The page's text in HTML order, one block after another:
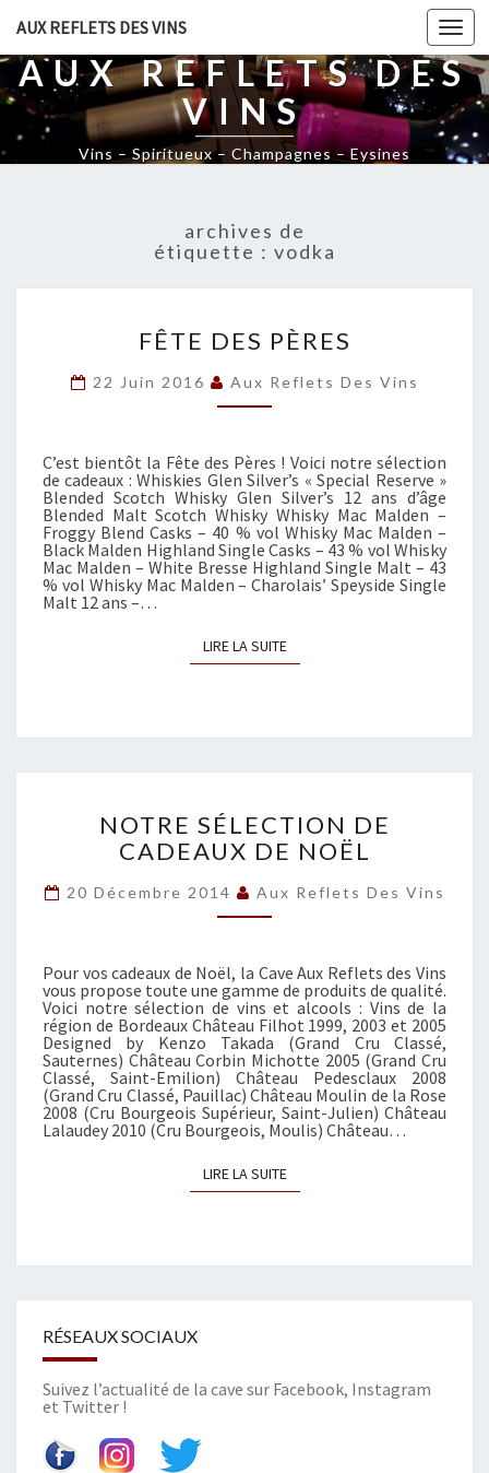
AUX REFLETS DES VINS
AUX REFLETS DES
VINS
Vins – Spiritueux – Champagnes – Eysines
archives de
étiquette : vodka
Ê
E
D
S
P
È
R
E
S
FÊTE DES PÈRES
22 Juin 2016 Aux Reflets Des Vins
C’est bientôt la Fête des Pères ! Voici notre sélection
de cadeaux : Whiskies Glen Silver’s « Special Reserve »
Blended Scotch Whisky Glen Silver’s 12 ans d’âge
Blended Malt Scotch Whisky Whisky Mac Malden –
Froggy Blend Casks – 40 % vol Whisky Mac Malden –
Black Malden Highland Single Casks – 43 % vol Whisky
Mac Malden – White Bresse Highland Single Malt – 43
% vol Whisky Mac Malden – Charolais’ Speyside Single
Malt 12 ans –…
LIRE LA SUITELIRE LA SUITE
O
T
E
S
L
E
C
T
I
O
N
D
C
U
NOTRE SÉLECTION DE
CADEAUX DE NOËL
20 Décembre 2014 Aux Reflets Des Vins
Pour vos cadeaux de Noël, la Cave Aux Reflets des Vins
vous propose toute une gamme de produits de qualité.
Voici notre sélection de vins et alcools : Vins de la
région de Bordeaux Château Filhot 1999, 2003 et 2005
Designed by Kenzo Takada (Grand Cru Classé,
Sauternes) Château Corbin Michotte 2005 (Grand Cru
Classé, Saint-Emilion) Château Pedesclaux 2008
(Grand Cru Classé, Pauillac) Château Moulin de la Rose
2008 (Cru Bourgeois Supérieur, Saint-Julien) Château
Lalaudey 2010 (Cru Bourgeois, Moulis) Château…
LIRE LA SUITELIRE LA SUITE
RÉSEAUX SOCIAUX
Suivez l’actualité de la cave sur Facebook, Instagram
et Twitter !